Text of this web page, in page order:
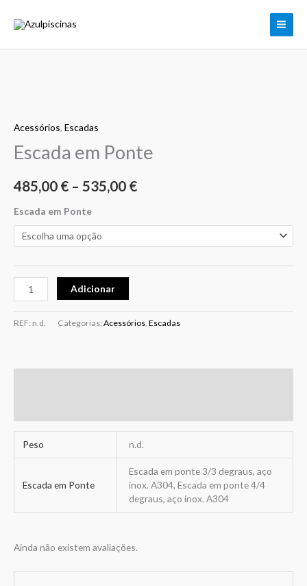
Acessórios, Escadas
Escada em Ponte
485,00 € – 535,00 €
485,00 €
through
Escada em Ponte
Escada
em
Adicionar
REF: n.d. Categorias: Acessórios Escadas
Peso n.d.
Escada em Ponte
Escada em ponte 3/3 degraus, aço
inox. A304, Escada em ponte 4/4
degraus, aço inox. A304
Ainda não existem avaliações.